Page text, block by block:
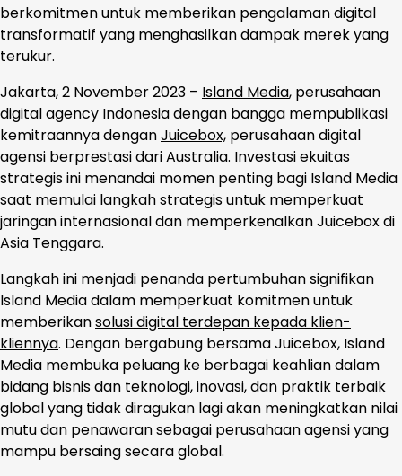
berkomitmen untuk memberikan pengalaman digital
transformatif yang menghasilkan dampak merek yang
terukur.
Jakarta, 2 November 2023 – Island Media, perusahaan
digital agency Indonesia dengan bangga mempublikasi
kemitraannya denganJuicebox, perusahaan digital
agensi berprestasi dari Australia. Investasi ekuitas
strategis ini menandai momen penting bagi Island Media
saat memulai langkah strategis untuk memperkuat
jaringan internasional dan memperkenalkan Juicebox di
Asia Tenggara.
Langkah ini menjadi penanda pertumbuhan signifikan
Island Media dalam memperkuat komitmen untuk
memberikansolusi digital terdepan kepada klien-
kliennya. Dengan bergabung bersama Juicebox, Island
Media membuka peluang ke berbagai keahlian dalam
bidang bisnis dan teknologi, inovasi, dan praktik terbaik
global yang tidak diragukan lagi akan meningkatkan nilai
mutu dan penawaran sebagai perusahaan agensi yang
mampu bersaing secara global.